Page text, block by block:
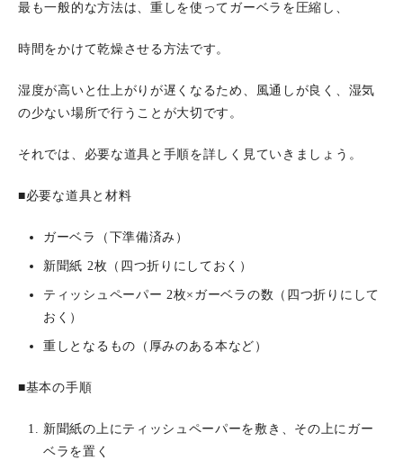
最も一般的な方法は、重しを使ってガーベラを圧縮し、
時間をかけて乾燥させる方法です。
湿度が高いと仕上がりが遅くなるため、風通しが良く、湿気
の少ない場所で行うことが大切です。
それでは、必要な道具と手順を詳しく見ていきましょう。
■必要な道具と材料
ガーベラ（下準備済み）
新聞紙 2枚（四つ折りにしておく）
ティッシュペーパー 2枚×ガーベラの数（四つ折りにして
おく）
重しとなるもの（厚みのある本など）
■基本の手順
新聞紙の上にティッシュペーパーを敷き、その上にガー
ベラを置く